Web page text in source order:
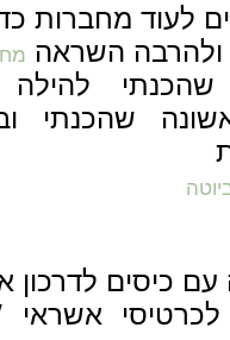
לעוד מחברות
ולהרבה השראה
להילה
שהכנתי
כיסים לדרכון
לכרטיסי אשראי